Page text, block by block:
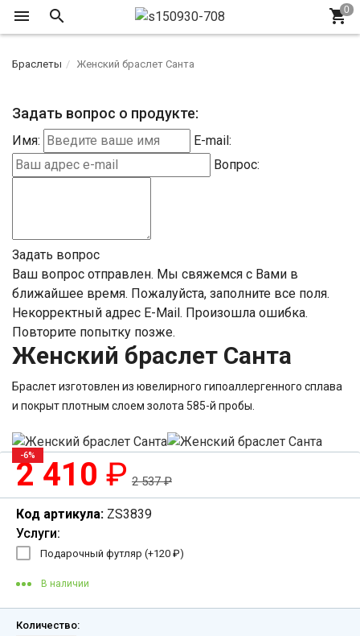
Браслеты Женский браслет Санта
Задать вопрос о продукте:
Имя:
E-mail:
Вопрос:
Задать вопрос
Ваш вопрос отправлен. Мы свяжемся с Вами в
ближайшее время. Пожалуйста, заполните все поля.
Некорректный адрес E-Mail. Произошла ошибка.
Повторите попытку позже.
Женский браслет Санта
Браслет изготовлен из ювелирного гипоаллергенного сплава
и покрыт плотным слоем золота 585-й пробы.
-6%
2 410 ₽ 2 537₽
Код артикула: ZS3839
Услуги:
Подарочный футляр (+120 ₽)
В наличии
Количество: